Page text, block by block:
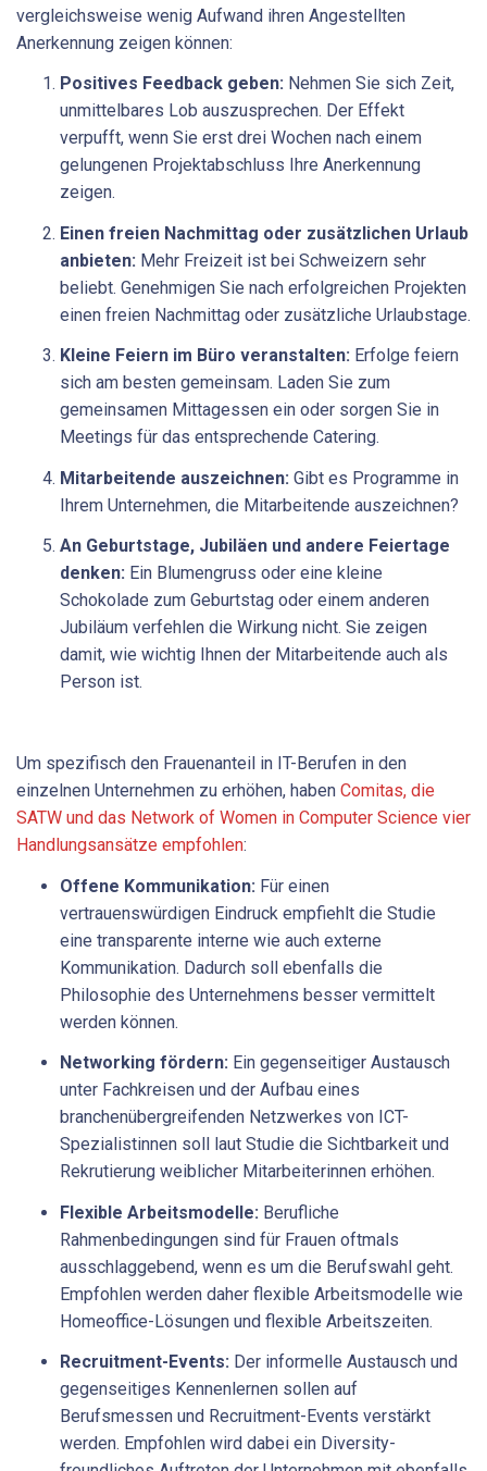
vergleichsweise wenig Aufwand ihren Angestellten
Anerkennung zeigen können:
Positives Feedback geben: Nehmen Sie sich Zeit,
unmittelbares Lob auszusprechen. Der Effekt
verpufft, wenn Sie erst drei Wochen nach einem
gelungenen Projektabschluss Ihre Anerkennung
zeigen.
Einen freien Nachmittag oder zusätzlichen Urlaub
anbieten: Mehr Freizeit ist bei Schweizern sehr
beliebt. Genehmigen Sie nach erfolgreichen Projekten
einen freien Nachmittag oder zusätzliche Urlaubstage.
Kleine Feiern im Büro veranstalten: Erfolge feiern
sich am besten gemeinsam. Laden Sie zum
gemeinsamen Mittagessen ein oder sorgen Sie in
Meetings für das entsprechende Catering.
Mitarbeitende auszeichnen: Gibt es Programme in
Ihrem Unternehmen, die Mitarbeitende auszeichnen?
An Geburtstage, Jubiläen und andere Feiertage
denken: Ein Blumengruss oder eine kleine
Schokolade zum Geburtstag oder einem anderen
Jubiläum verfehlen die Wirkung nicht. Sie zeigen
damit, wie wichtig Ihnen der Mitarbeitende auch als
Person ist.
Um spezifisch den Frauenanteil in IT-Berufen in den
einzelnen Unternehmen zu erhöhen, haben Comitas, die
SATW und das Network of Women in Computer Science vier
Handlungsansätze empfohlen:
Offene Kommunikation: Für einen
vertrauenswürdigen Eindruck empfiehlt die Studie
eine transparente interne wie auch externe
Kommunikation. Dadurch soll ebenfalls die
Philosophie des Unternehmens besser vermittelt
werden können.
Networking fördern: Ein gegenseitiger Austausch
unter Fachkreisen und der Aufbau eines
branchenübergreifenden Netzwerkes von ICT-
Spezialistinnen soll laut Studie die Sichtbarkeit und
Rekrutierung weiblicher Mitarbeiterinnen erhöhen.
Flexible Arbeitsmodelle: Berufliche
Rahmenbedingungen sind für Frauen oftmals
ausschlaggebend, wenn es um die Berufswahl geht.
Empfohlen werden daher flexible Arbeitsmodelle wie
Homeoffice-Lösungen und flexible Arbeitszeiten.
Recruitment-Events: Der informelle Austausch und
gegenseitiges Kennenlernen sollen auf
Berufsmessen und Recruitment-Events verstärkt
werden. Empfohlen wird dabei ein Diversity-